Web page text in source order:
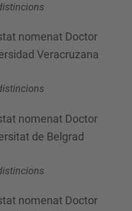
nomenat Doctor
Veracruzana
nomenat Doctor
de Belgrad
nomenat Doctor